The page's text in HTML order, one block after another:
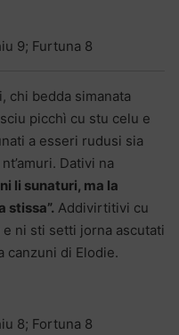
9; Furtuna 8
chi bedda simanata
picchì cu stu celu e
a esseri rudusi sia
Dativi na
li sunaturi, ma la
stissa”. Addivirtitivi cu
ni sti setti jorna ascutati
canzuni di Elodie.
8; Fortuna 8